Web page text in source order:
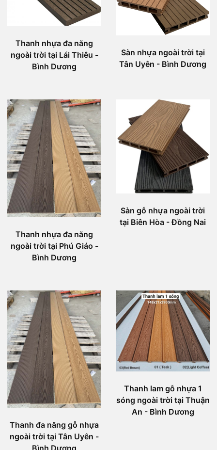
Thanh nhựa đa năng
ngoài trời tại Lái Thiêu -
Bình Dương
Sàn nhựa ngoài trời tại
Tân Uyên - Bình Dương
Thanh nhựa đa năng
ngoài trời tại Phú Giáo -
Bình Dương
Sàn gỗ nhựa ngoài trời
tại Biên Hòa - Đồng Nai
Thanh đa năng gỗ nhựa
ngoài trời tại Tân Uyên -
Thanh lam gỗ nhựa 1
sóng ngoài trời tại Thuận
An - Bình Dương